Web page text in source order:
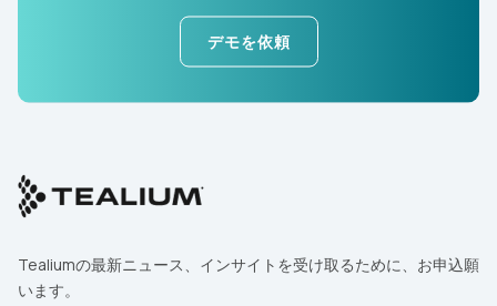
デモを依頼
Tealiumの最新ニュース、インサイトを受け取るために、お申込願
います。